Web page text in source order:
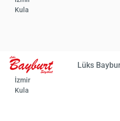
Kula
Lüks
İzmir
Kula